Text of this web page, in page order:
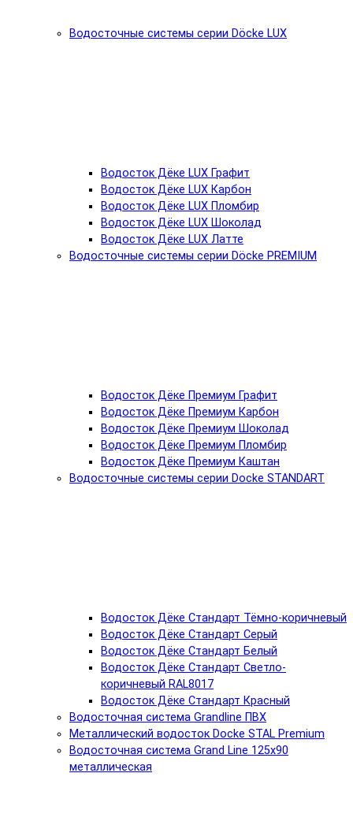
Водосточные системы серии Döcke LUX
Водосток Дёке LUX Графит
Водосток Дёке LUX Карбон
Водосток Дёке LUX Пломбир
Водосток Дёке LUX Шоколад
Водосток Дёке LUX Латте
Водосточные системы серии Döcke PREMIUM
Водосток Дёке Премиум Графит
Водосток Дёке Премиум Карбон
Водосток Дёке Премиум Шоколад
Водосток Дёке Премиум Пломбир
Водосток Дёке Премиум Каштан
Водосточные системы серии Docke STANDART
Водосток Дёке Стандарт Тёмно-коричневый
Водосток Дёке Стандарт Серый
Водосток Дёке Стандарт Белый
Водосток Дёке Стандарт Светло-
коричневый RAL8017
Водосток Дёке Стандарт Красный
Водосточная система Grandline ПВХ
Металлический водосток Docke STAL Premium
Водосточная система Grand Line 125x90
металлическая